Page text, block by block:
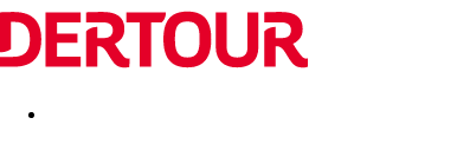
Destinatii Vacanta perfecta OFERTE DE